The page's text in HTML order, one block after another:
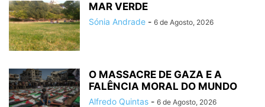
MAR VERDE
Sónia Andrade - 6 de Agosto, 2026
O MASSACRE DE GAZA E A
FALÊNCIA MORAL DO MUNDO
Alfredo Quintas - 6 de Agosto, 2026